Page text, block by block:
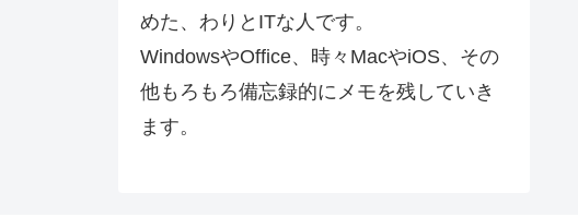
めた、わりとITな人です。
WindowsやOffice、時々MacやiOS、その
他もろもろ備忘録的にメモを残していき
ます。